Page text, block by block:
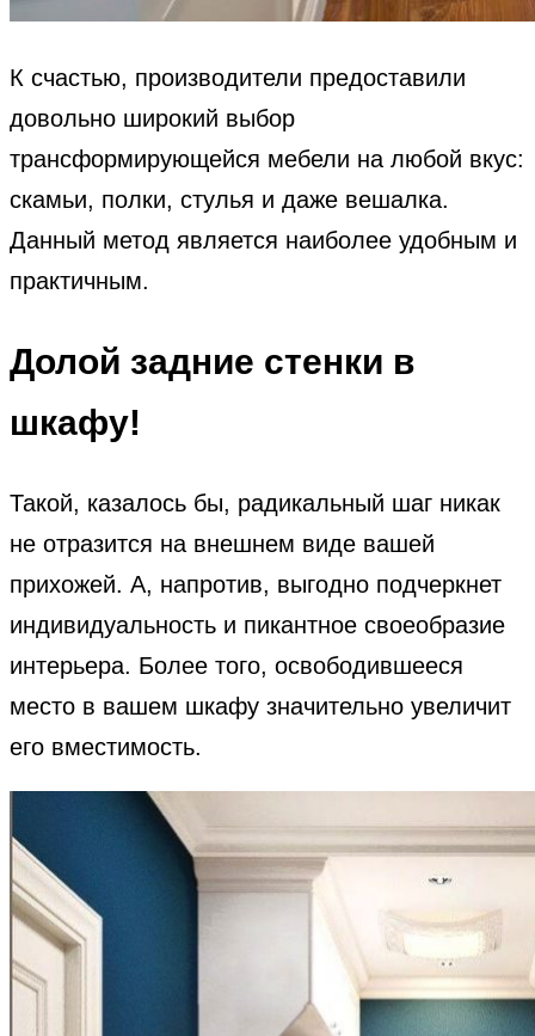
К счастью, производители предоставили
довольно широкий выбор
трансформирующейся мебели на любой вкус:
скамьи, полки, стулья и даже вешалка.
Данный метод является наиболее удобным и
практичным.
Долой задние стенки в
шкафу!
Такой, казалось бы, радикальный шаг никак
не отразится на внешнем виде вашей
прихожей. А, напротив, выгодно подчеркнет
индивидуальность и пикантное своеобразие
интерьера. Более того, освободившееся
место в вашем шкафу значительно увеличит
его вместимость.